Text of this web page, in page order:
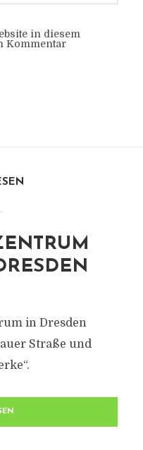
in diesem
Kommentar
in Dresden
Straße und